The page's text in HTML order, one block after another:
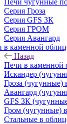
Печи чугунные
Серия Гроза
Серия GFS ЗК
Серия ГРОМ
Серия Авангард
в каменной
Назад
Печи в каменной
Искандер
Гроза (чугунные)
Авангард
GFS ЗК
Гром (чугунные)
Стальные в